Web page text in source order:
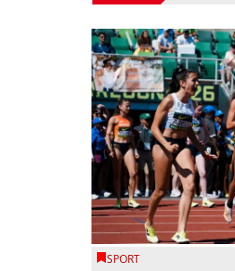
SPORT